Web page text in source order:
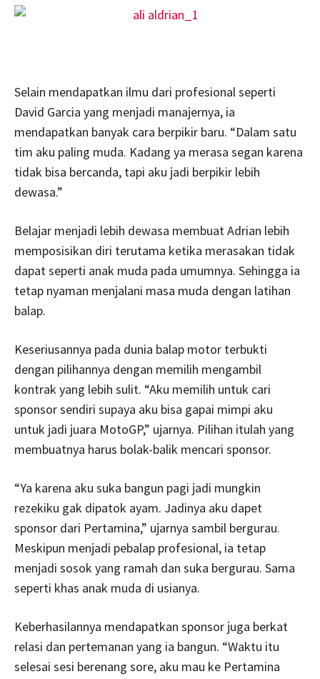
Selain mendapatkan ilmu dari profesional seperti
David Garcia yang menjadi manajernya, ia
mendapatkan banyak cara berpikir baru. “Dalam satu
tim aku paling muda. Kadang ya merasa segan karena
tidak bisa bercanda, tapi aku jadi berpikir lebih
dewasa.”
Belajar menjadi lebih dewasa membuat Adrian lebih
memposisikan diri terutama ketika merasakan tidak
dapat seperti anak muda pada umumnya. Sehingga ia
tetap nyaman menjalani masa muda dengan latihan
balap.
Keseriusannya pada dunia balap motor terbukti
dengan pilihannya dengan memilih mengambil
kontrak yang lebih sulit. “Aku memilih untuk cari
sponsor sendiri supaya aku bisa gapai mimpi aku
untuk jadi juara MotoGP,” ujarnya. Pilihan itulah yang
membuatnya harus bolak-balik mencari sponsor.
“Ya karena aku suka bangun pagi jadi mungkin
rezekiku gak dipatok ayam. Jadinya aku dapet
sponsor dari Pertamina,” ujarnya sambil bergurau.
Meskipun menjadi pebalap profesional, ia tetap
menjadi sosok yang ramah dan suka bergurau. Sama
seperti khas anak muda di usianya.
Keberhasilannya mendapatkan sponsor juga berkat
relasi dan pertemanan yang ia bangun. “Waktu itu
selesai sesi berenang sore, aku mau ke Pertamina